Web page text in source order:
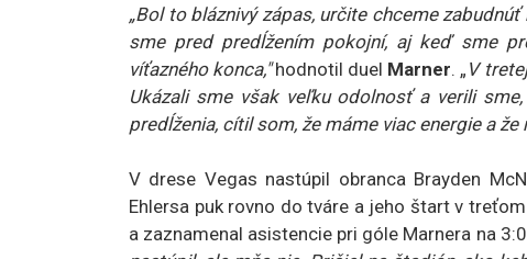
„Bol to bláznivý zápas, určite chceme
sme pred predĺžením pokojní, aj keď sme
víťazného konca,"hodnotil duel Marner. „ V
Ukázali sme však veľku odolnosť a verili
predĺženia, cítil som, že máme viac energie a že
V drese Vegas nastúpil obranca Brayden
Ehlersa puk rovno do tváre a jeho štart v
a zaznamenal asistencie pri góle Marnera na